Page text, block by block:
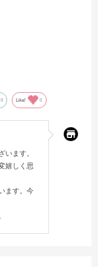
0 Like! 0
います。
嬉しく思
ます。今